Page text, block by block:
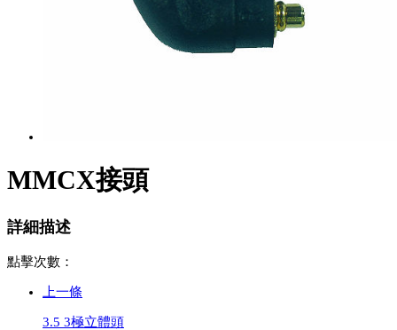
MMCX接頭
詳細描述
點擊次數：
上一條
3.5 3極立體頭